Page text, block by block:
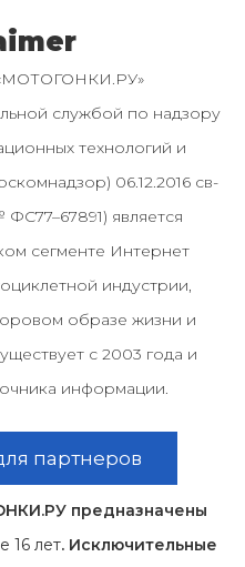
службой по надзору
технологий и
06.12.2016 св-
является
сегменте Интернет
индустрии,
образе жизни и
с 2003 года и
информации.
партнеров
предназначены
16 лет. Исключительные